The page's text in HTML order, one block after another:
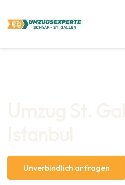
Unverbindlich anfragen